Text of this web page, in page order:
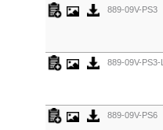
889-09V-PS3
889-09V-PS3-L
889-09V-PS6